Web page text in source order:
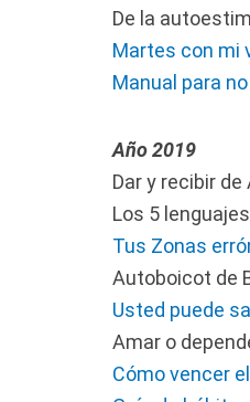
De la
Martes con mi
Manual para
Año 2019
Dar y recibir de
Los 5
Tus Zonas
Autoboicot de
Usted puede
Amar o
Cómo vencer